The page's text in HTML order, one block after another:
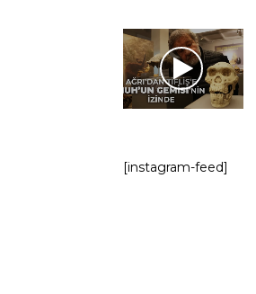
[instagram-feed]